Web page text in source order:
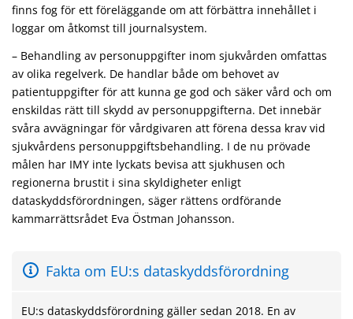
finns fog för ett föreläggande om att förbättra innehållet i
loggar om åtkomst till journalsystem.
– Behandling av personuppgifter inom sjukvården omfattas
av olika regelverk. De handlar både om behovet av
patientuppgifter för att kunna ge god och säker vård och om
enskildas rätt till skydd av personuppgifterna. Det innebär
svåra avvägningar för vårdgivaren att förena dessa krav vid
sjukvårdens personuppgiftsbehandling. I de nu prövade
målen har IMY inte lyckats bevisa att sjukhusen och
regionerna brustit i sina skyldigheter enligt
dataskyddsförordningen, säger rättens ordförande
kammarrättsrådet Eva Östman Johansson.
Fakta om EU:s dataskyddsförordning
EU:s dataskyddsförordning gäller sedan 2018. En av